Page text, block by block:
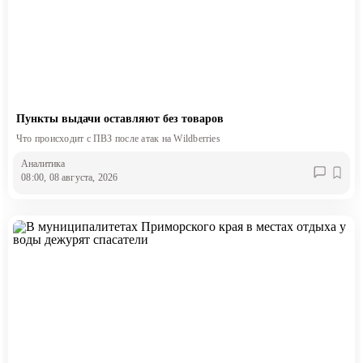
Пункты выдачи оставляют без товаров
Что происходит с ПВЗ после атак на Wildberries
Аналитика
08:00, 08 августа, 2026